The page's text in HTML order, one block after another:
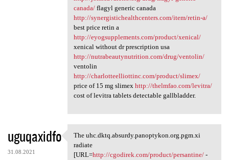
canada/flagyl generic canada
http://synergistichealthcenters.com/item/retin-a/
best price retin a
http://eyogsupplements.com/product/xenical/
xenical without dr prescription usa
http://nutrabeautynutrition.com/drug/ventolin/
ventolin
http://charlotteelliottinc.com/product/slimex/
price of 15 mg slimex http://thelmfao.com/levitra/
cost of levitra tablets detectable gallbladder.
uguqaxidfo
31.08.2021
The uhc.dktq.absurdy
The uhc.dktq.absurdy.panoptykon.org.pgm.xi
radiate
[URL=http://cgodirek.com/product/persantine/-